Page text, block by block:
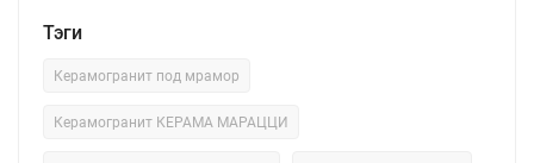
Тэги
Керамогранит под мрамор
Керамогранит КЕРАМА МАРАЦЦИ